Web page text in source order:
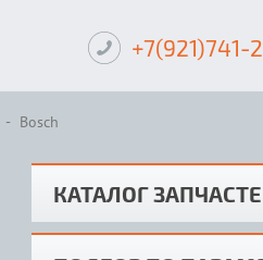
+7(921)741-
Bosch
КАТАЛОГ